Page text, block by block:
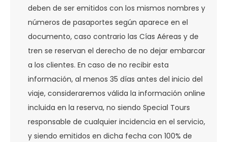
deben de ser emitidos con los mismos nombres y
números de pasaportes según aparece en el
documento, caso contrario las Cías Aéreas y de
tren se reservan el derecho de no dejar embarcar
a los clientes. En caso de no recibir esta
información, al menos 35 días antes del inicio del
viaje, consideraremos válida la información online
incluida en la reserva, no siendo Special Tours
responsable de cualquier incidencia en el servicio,
y siendo emitidos en dicha fecha con 100% de